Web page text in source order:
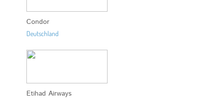
Condor
Deutschland
Etihad Airways